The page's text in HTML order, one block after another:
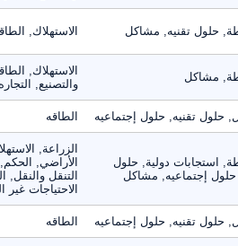
حلول تقنيه, مشاكل الاستهلاك,
مشاكل
الاستهلاك,
والتصنيع, التجاره
تقنيه, حلول إجتماعيه الطاقه
استجابات دولية, حلول
إجتماعيه, مشاكل
الزراعة,
الأراضي, الحكم,
التنقل والنقل,
الاحتياجات غير
تقنيه, حلول إجتماعيه الطاقه